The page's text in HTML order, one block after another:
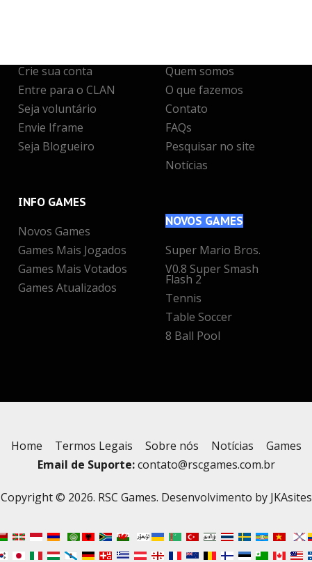
Crie sua conta
Entre para o CLAN
Seja voluntário
Envie Iframe
Seja Blogueiro
INFO GAMES
Novos Games
Games Mais Jogados
Games Mais Votados
Games Atualizados
Quem somos
O que fazemos
Contato
FAQs
Pesquisar no site
Notícias
NOVOS GAMES
Super Mario Bros.
V0.8 Super Smash
Flash 2
Tennis
Table Soccer
8 Ball Pool
Home Termos Legais Sobre nós Notícias
Games
Email de Suporte:contato@rscgames.com.br
Copyright © 2026. RSC Games. Desenvolvimento by JKAsites